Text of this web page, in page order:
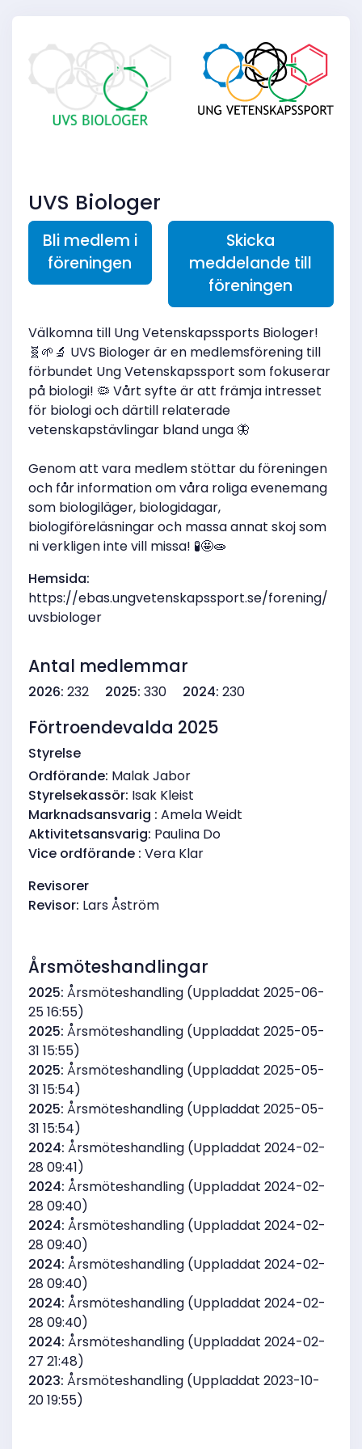
UVS Biologer
Bli medlem i
föreningen
Skicka
meddelande till
föreningen
Välkomna till Ung Vetenskapssports Biologer!
🧬🌱🔬 UVS Biologer är en medlemsförening till
förbundet Ung Vetenskapssport som fokuserar
på biologi! 🦠 Vårt syfte är att främja intresset
för biologi och därtill relaterade
vetenskapstävlingar bland unga 🦋
Genom att vara medlem stöttar du föreningen
och får information om våra roliga evenemang
som biologiläger, biologidagar,
biologiföreläsningar och massa annat skoj som
ni verkligen inte vill missa! 🧪🤩🧫
Hemsida:
https://ebas.ungvetenskapssport.se/forening/
uvsbiologer
Antal medlemmar
2026: 232 2025: 330 2024: 230
Förtroendevalda 2025
Styrelse
Ordförande: Malak Jabor
Styrelsekassör: Isak Kleist
Marknadsansvarig : Amela Weidt
Aktivitetsansvarig: Paulina Do
Vice ordförande : Vera Klar
Revisorer
Revisor: Lars Åström
Årsmöteshandlingar
2025: Årsmöteshandling (Uppladdat 2025-06-
25 16:55)
2025: Årsmöteshandling (Uppladdat 2025-05-
31 15:55)
2025: Årsmöteshandling (Uppladdat 2025-05-
31 15:54)
2025: Årsmöteshandling (Uppladdat 2025-05-
31 15:54)
2024: Årsmöteshandling (Uppladdat 2024-02-
28 09:41)
2024: Årsmöteshandling (Uppladdat 2024-02-
28 09:40)
2024: Årsmöteshandling (Uppladdat 2024-02-
28 09:40)
2024: Årsmöteshandling (Uppladdat 2024-02-
28 09:40)
2024: Årsmöteshandling (Uppladdat 2024-02-
28 09:40)
2024: Årsmöteshandling (Uppladdat 2024-02-
27 21:48)
2023: Årsmöteshandling (Uppladdat 2023-10-
20 19:55)